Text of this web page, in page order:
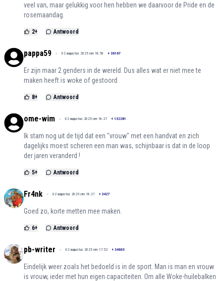
veel van, maar gelukkig voor hen hebben we daarvoor de Pride en de
rosemaandag.
2+ Antwoord
pappa59 02 augustus 2025 om 18:50 + 36167
Er zijn maar 2 genders in de wereld. Dus alles wat er niet mee te
maken heeft is woke of gestoord
8+ Antwoord
ome-wim 02 augustus 2025 om 18:27 + 132281
Ik stam nog uit de tijd dat een "vrouw" met een handvat en zich
dagelijks moest scheren een man was, schijnbaar is dat in de loop
der jaren veranderd !
5+ Antwoord
Fr4nk 02 augustus 2025 om 18:27 + 3427
Goed zo, korte metten mee maken.
6+ Antwoord
pb-writer 02 augustus 2025 om 17:52 + 34603
Eindelijk weer zoals het bedoeld is in de sport. Man is man en vrouw
is vrouw, ieder met hun eigen capaciteiten. Om alle Woke-huilebalken